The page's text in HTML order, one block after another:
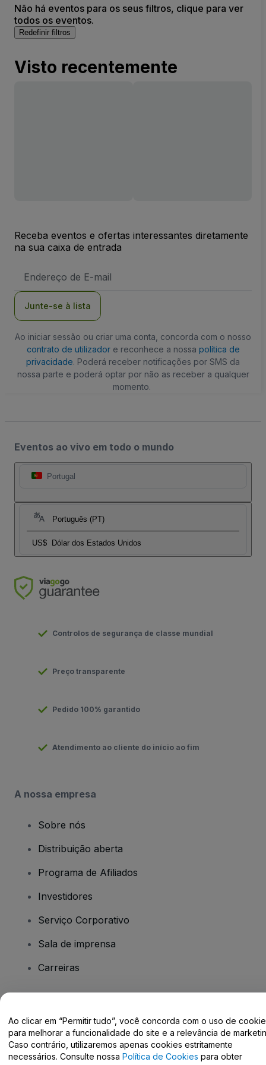
Não há eventos para os seus filtros, clique para ver
todos os eventos.
Redefinir filtros
Visto recentemente
Receba eventos e ofertas interessantes diretamente
na sua caixa de entrada
de
Junte-se à lista
Ao iniciar sessão ou criar uma conta, concorda com o nosso
contrato de utilizadore reconhece a nossa política de
privacidade. Poderá receber notificações por SMS da
nossa parte e poderá optar por não as receber a qualquer
momento.
Eventos ao vivo em todo o mundo
Portugal
Português (PT)
US$ Dólar dos Estados Unidos
Controlos de segurança de classe mundial
Preço transparente
Pedido 100% garantido
Atendimento ao cliente do início ao fim
A nossa empresa
Sobre nós
Distribuição aberta
Programa de Afiliados
Investidores
Serviço Corporativo
Sala de imprensa
Carreiras
Centro de Ajuda / Fale Conosco
Ao clicar em “Permitir tudo”, você concorda com o uso de
para melhorar a funcionalidade do site e a relevância de
Caso contrário, utilizaremos apenas cookies estritamente
necessários. Consulte nossa Política de Cookies para obter